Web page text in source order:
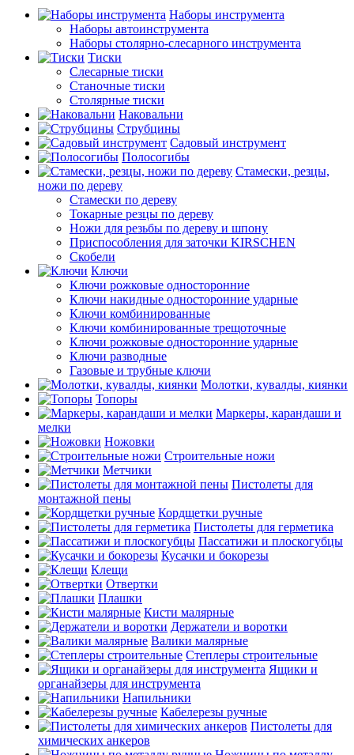
Наборы инструмента
Наборы автоинструмента
Наборы столярно-слесарного инструмента
Тиски
Слесарные тиски
Станочные тиски
Столярные тиски
Наковальни
Струбцины
Садовый инструмент
Полосогибы
Стамески, резцы,
ножи по дереву
Стамески по дереву
Токарные резцы по дереву
Ножи для резьбы по дереву и шпону
Приспособления для заточки KIRSCHEN
Скобели
Ключи
Ключи рожковые односторонние
Ключи накидные односторонние ударные
Ключи комбинированные
Ключи комбинированные трещоточные
Ключи рожковые односторонние ударные
Ключи разводные
Газовые и трубные ключи
Молотки, кувалды, киянки
Топоры
Маркеры, карандаши и
мелки
Ножовки
Строительные ножи
Метчики
Пистолеты для
монтажной пены
Кордщетки ручные
Пистолеты для герметика
Пассатижи и плоскогубцы
Кусачки и бокорезы
Клещи
Отвертки
Плашки
Кисти малярные
Держатели и воротки
Валики малярные
Степлеры строительные
Ящики и
органайзеры для инструмента
Напильники
Кабелерезы ручные
Пистолеты для
химических анкеров